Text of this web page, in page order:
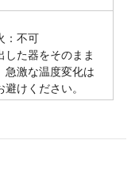
：不可
た器をそのまま
急激な温度変化は
けください。